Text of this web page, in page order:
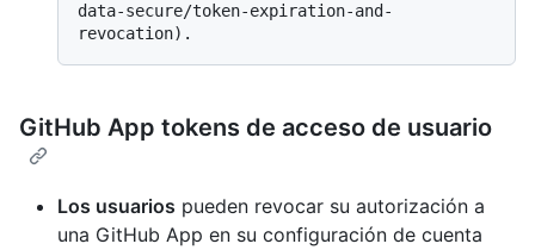
data-secure/token-expiration-and-
GitHub App tokens de acceso de usuario
Los usuarios pueden revocar su autorización a
una GitHub App en su configuración de cuenta